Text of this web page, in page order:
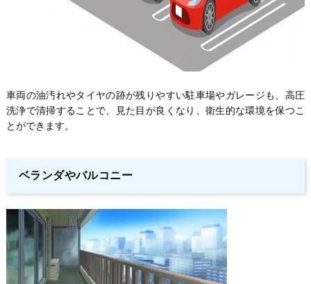
車両の油汚れやタイヤの跡が残りやすい駐車場やガレージも、高圧
洗浄で清掃することで、見た目が良くなり、衛生的な環境を保つこ
とができます。
ベランダやバルコニー